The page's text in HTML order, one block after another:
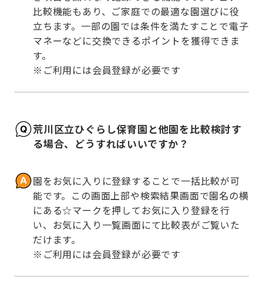
比較機能もあり、ご家庭での最適な園選びに役
立ちます。一部の園では条件を満たすことで電子
マネーなどに交換できるポイントを獲得できま
す。
※ご利用には会員登録が必要です
荒川区立ひぐらし保育園と他園を比較検討す
る場合、どうすればいいですか？
園をお気に入りに登録することで一括比較が可
能です。この画面上部や検索結果画面で園名の横
にある☆マークを押してお気に入り登録を行
い、お気に入り一覧画面にて比較表がご覧いた
だけます。
※ご利用には会員登録が必要です